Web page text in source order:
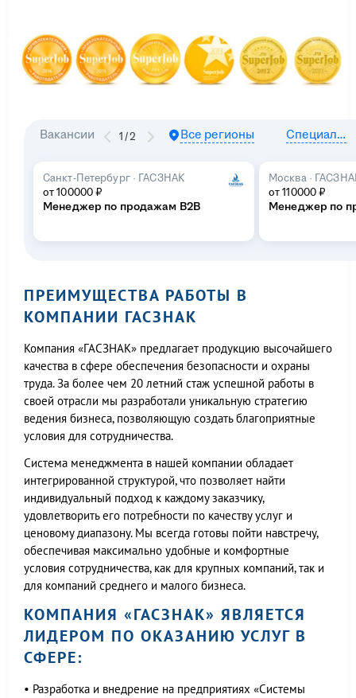
Вакансии 1/2 Все регионы Специализация
Санкт-Петербург· ГАСЗНАК
от 100000 ₽
Менеджер по продажам В2В
Москва·
от 110000 ₽
Менеджер по
ПРЕИМУЩЕСТВА РАБОТЫ В
КОМПАНИИ ГАСЗНАК
Компания «ГАСЗНАК» предлагает продукцию высочайшего
качества в сфере обеспечения безопасности и охраны
труда. За более чем 20 летний стаж успешной работы в
своей отрасли мы разработали уникальную стратегию
ведения бизнеса, позволяющую создать благоприятные
условия для сотрудничества.
Система менеджмента в нашей компании обладает
интегрированной структурой, что позволяет найти
индивидуальный подход к каждому заказчику,
удовлетворить его потребности по качеству услуг и
ценовому диапазону. Мы всегда готовы пойти навстречу,
обеспечивая максимально удобные и комфортные
условия сотрудничества, как для крупных компаний, так и
для компаний среднего и малого бизнеса.
КОМПАНИЯ «ГАСЗНАК» ЯВЛЯЕТСЯ
ЛИДЕРОМ ПО ОКАЗАНИЮ УСЛУГ В
СФЕРЕ:
• Разработка и внедрение на предприятиях «Системы